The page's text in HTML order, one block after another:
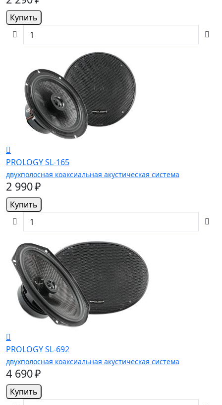
Купить
PROLOGY SL-165
двухполосная коаксиальная акустическая система
2 990 ₽
Купить
PROLOGY SL-692
двухполосная коаксиальная акустическая система
4 690 ₽
Купить